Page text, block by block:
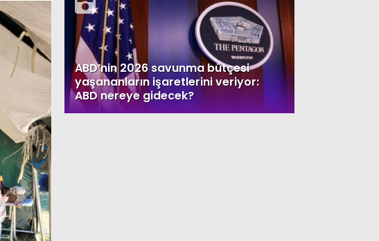
ABD’nin 2026 savunma bütçesi
yaşananların işaretlerini veriyor:
ABD nereye gidecek?